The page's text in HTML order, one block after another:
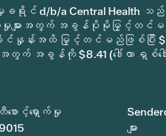
ရှောက်မှုခရိုင် d/b/a Central
ျားအတွက် အခွန်ပိုမိုမြှင့်တင်မ
နှုန်းအထိ မြှင့်တင်မည်ဖြစ်ပြီး
အခွန်ကို $8.41 (ဒေါ်လာ ရှစ်ဒေ
ောင့်ရှောက်မှု
များ